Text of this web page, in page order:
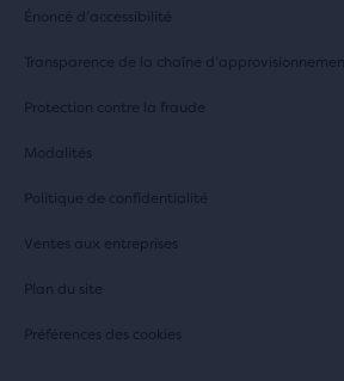
Énoncé d’accessibilité
Transparence de la chaîne d’approvisionnement
Protection contre la fraude
Modalités
Politique de confidentialité
Ventes aux entreprises
Plan du site
Préférences des cookies